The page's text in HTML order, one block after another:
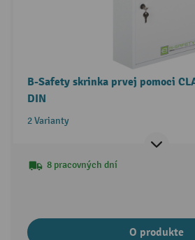
B-Safety skrinka prvej pomoci
DIN
2 Varianty
8 pracovných dní
O produkte